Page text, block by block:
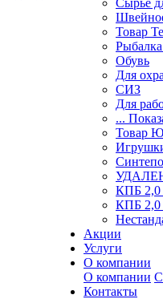
Сырье
Товар
Обувь
Для
СИЗ
Для
...
Товар
КПБ 2,0
КПБ 2,0
Акции
Услуги
О компании
О компании
Контакты